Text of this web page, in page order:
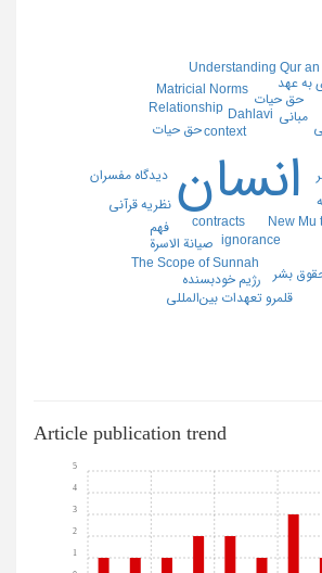
انسان
context
contracts
Dahlavi
ignorance
Matricial Norms
New Mu
Relationship
The Scope of Sunnah
Understanding Qur an
حق حیات
صیانة الاسرة
مبانی
نظریه قرآنی
حق حیات
دیدگاه مفسران
رژیم خودبسنده
فهم
به عهد
قلمرو تعهدات بین‌المللی
بشر
Article publication trend
1
2
3
4
5